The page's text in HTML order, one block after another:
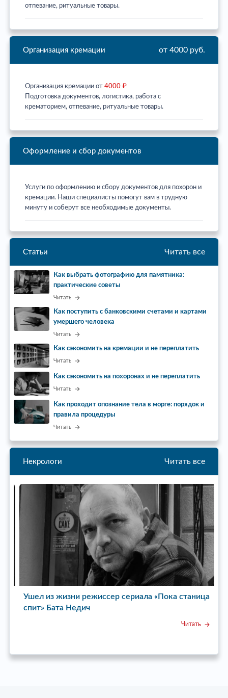
отпевание, ритуальные товары.
Организация кремации от 4000 руб.
Организация кремации от 4000 ₽
Подготовка документов, логистика, работа с
крематорием, отпевание, ритуальные товары.
Оформление и сбор документов
Услуги по оформлению и сбору документов для похорон и
кремации. Наши специалисты помогут вам в трудную
минуту и соберут все необходимые документы.
Статьи Читать все
Как выбрать фотографию для памятника:
практические советы
Читать
Как поступить с банковскими счетами и картами
умершего человека
Читать
Как сэкономить на кремации и не переплатить
Читать
Как сэкономить на похоронах и не переплатить
Читать
Как проходит опознание тела в морге: порядок и
правила процедуры
Читать
Некрологи Читать все
Ушел из жизни режиссер сериала «Пока станица
спит» Бата Недич
Читать